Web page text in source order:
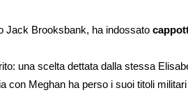
Jack Brooksbank, ha indossato
una scelta dettata dalla stessa
con Meghan ha perso i suoi titoli